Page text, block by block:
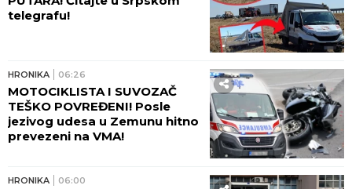
telegrafu!
HRONIKA 06:26
MOTOCIKLISTA I SUVOZAČ
TEŠKO POVREĐENI! Posle
jezivog udesa u Zemunu hitno
prevezeni na VMA!
HRONIKA 06:00